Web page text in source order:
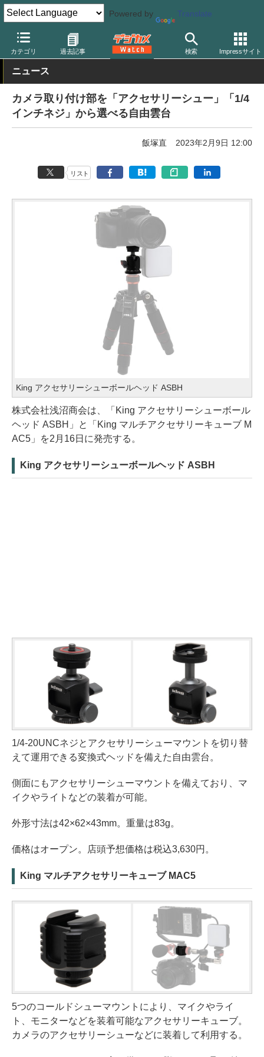
Powered by Translate
カテゴリ 過去記事 検索 Impressサイト
デジカメ Watch 撮影用品 三脚/一脚/雲台
ニュース
カメラ取り付け部を「アクセサリーシュー」「1/4
インチネジ」から選べる自由雲台
飯塚直 2023年2月9日 12:00
リスト
King アクセサリーシューボールヘッド ASBH
株式会社浅沼商会は、「King アクセサリーシューボール
ヘッド ASBH」と「King マルチアクセサリーキューブ M
AC5」を2月16日に発売する。
King アクセサリーシューボールヘッド ASBH
1/4-20UNCネジとアクセサリーシューマウントを切り替
えて運用できる変換式ヘッドを備えた自由雲台。
側面にもアクセサリーシューマウントを備えており、マ
イクやライトなどの装着が可能。
外形寸法は42×62×43mm。重量は83g。
価格はオープン。店頭予想価格は税込3,630円。
King マルチアクセサリーキューブ MAC5
5つのコールドシューマウントにより、マイクやライ
ト、モニターなどを装着可能なアクセサリーキューブ。
カメラのアクセサリーシューなどに装着して利用する。